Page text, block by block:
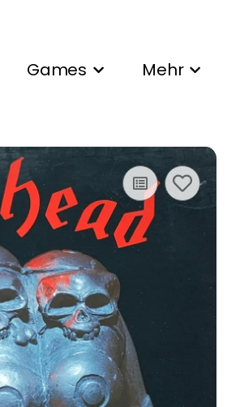
Games Mehr